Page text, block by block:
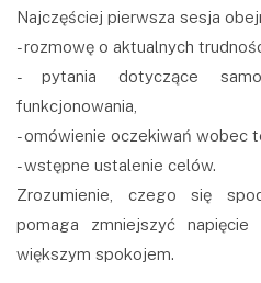
Najczęściej pierwsza sesja
- rozmowę o aktualnych
- pytania dotyczące
funkcjonowania,
- omówienie oczekiwań wobec
- wstępne ustalenie celów.
Zrozumienie, czego się
pomaga zmniejszyć
większym spokojem.